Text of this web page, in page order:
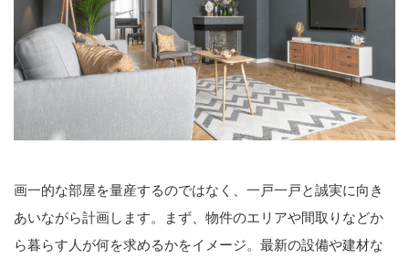
画一的な部屋を量産するのではなく、一戸一戸と誠実に向き
あいながら計画します。まず、物件のエリアや間取りなどか
ら暮らす人が何を求めるかをイメージ。最新の設備や建材な